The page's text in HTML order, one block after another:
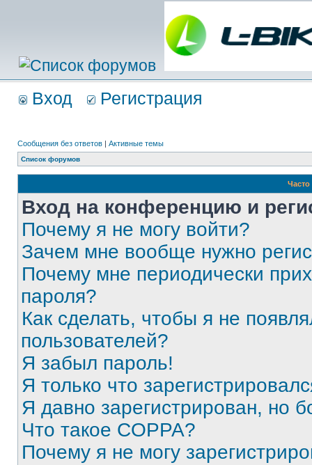
Вход Регистрация
Сообщения без ответов | Активные темы
Список форумов
Вход на конференцию и
Почему я не могу войти?
Зачем мне вообще нужно
Почему мне периодически
пароля?
Как сделать, чтобы я не
пользователей?
Я забыл пароль!
Я только что
Я давно зарегистрирован, но
Что такое COPPA?
Почему я не могу